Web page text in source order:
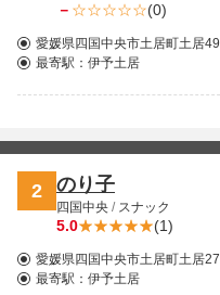
－ (0)
愛媛県四国中央市土居町土居49
最寄駅： 伊予土居
2 のり子
四国中央 / スナック
5.0 (1)
愛媛県四国中央市土居町土居27
最寄駅： 伊予土居